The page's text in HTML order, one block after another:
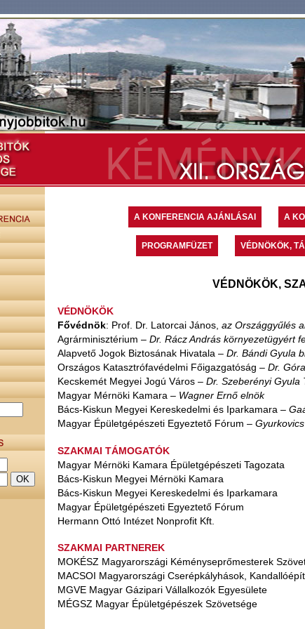
A KONFERENCIA AJÁNLÁSAI A
PROGRAMFÜZET VÉDNÖKÖK,
VÉDNÖKÖK,
VÉDNÖKÖK
Fővédnök: Prof. Dr. Latorcai János, az Országgyűlés
Agrárminisztérium – Dr. Rácz András környezetügyért
Alapvető Jogok Biztosának Hivatala – Dr. Bándi Gyula
Országos Katasztrófavédelmi Főigazgatóság – Dr.
Kecskemét Megyei Jogú Város – Dr. Szeberényi Gyula
Magyar Mérnöki Kamara – Wagner Ernő elnök
Bács-Kiskun Megyei Kereskedelmi és Iparkamara –
Magyar Épületgépészeti Egyeztető Fórum –
SZAKMAI TÁMOGATÓK
Magyar Mérnöki Kamara Épületgépészeti Tagozata
Bács-Kiskun Megyei Mérnöki Kamara
Bács-Kiskun Megyei Kereskedelmi és Iparkamara
Magyar Épületgépészeti Egyeztető Fórum
Hermann Ottó Intézet Nonprofit Kft.
SZAKMAI PARTNEREK
MOKÉSZ Magyarországi Kéményseprőmesterek
MACSOI Magyarországi Cserépkályhások,
MGVE Magyar Gázipari Vállalkozók Egyesülete
MÉGSZ Magyar Épületgépészek Szövetsége